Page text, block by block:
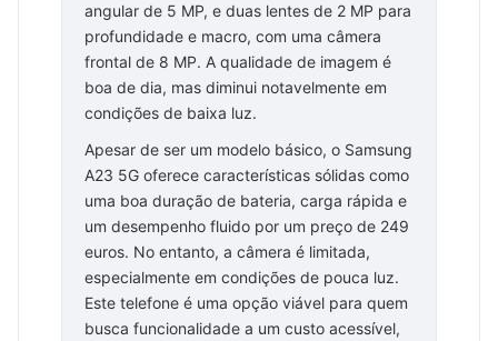
angular de 5 MP, e duas lentes de 2 MP para
profundidade e macro, com uma câmera
frontal de 8 MP. A qualidade de imagem é
boa de dia, mas diminui notavelmente em
condições de baixa luz.
Apesar de ser um modelo básico, o Samsung
A23 5G oferece características sólidas como
uma boa duração de bateria, carga rápida e
um desempenho fluido por um preço de 249
euros. No entanto, a câmera é limitada,
especialmente em condições de pouca luz.
Este telefone é uma opção viável para quem
busca funcionalidade a um custo acessível,